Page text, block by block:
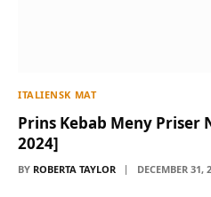
ITALIENSK MAT
Prins Kebab Meny
2024]
BY ROBERTA TAYLOR DECEMBER 31,